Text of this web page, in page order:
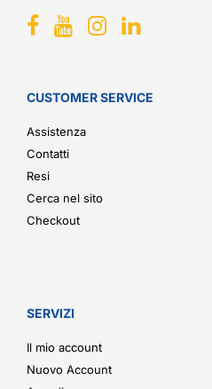
CUSTOMER SERVICE
Assistenza
Contatti
Resi
Cerca nel sito
Checkout
SERVIZI
Il mio account
Nuovo Account